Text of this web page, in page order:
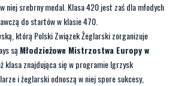
niej srebrny medal. Klasa 420 jest zaś dla młodych
do startów w klasie 470.
którą Polski Związek Żeglarski zorganizuje
są Młodzieżowe Mistrzostwa Europy w
klasa znajdująca się w programie Igrzysk
i żeglarski odnoszą w niej spore sukcesy,